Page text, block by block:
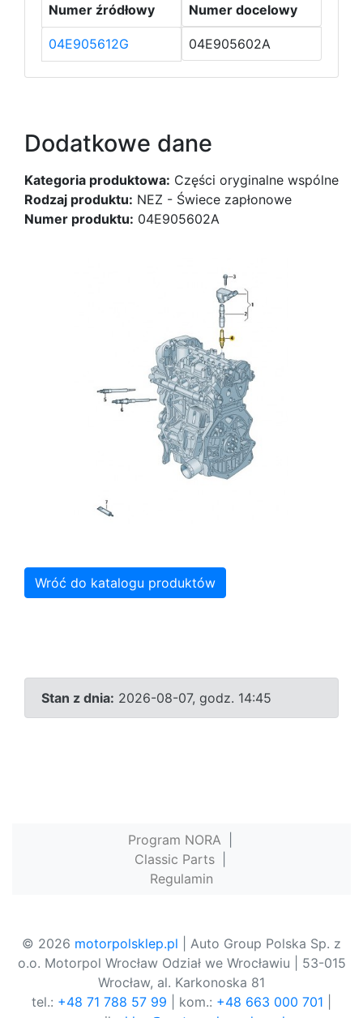
Numer źródłowy Numer docelowy
04E905612G 04E905602A
Dodatkowe dane
Kategoria produktowa: Części oryginalne wspólne
Rodzaj produktu: NEZ - Świece zapłonowe
Numer produktu: 04E905602A
Wróć do katalogu produktów
Stan z dnia: 2026-08-07, godz. 14:45
Program NORA
Classic Parts
Regulamin
© 2026 motorpolsklep.pl | Auto Group Polska Sp. z
o.o. Motorpol Wrocław Odział we Wrocławiu | 53-015
Wrocław, al. Karkonoska 81
tel.: +48 71 788 57 99 | kom.: +48 663 000 701